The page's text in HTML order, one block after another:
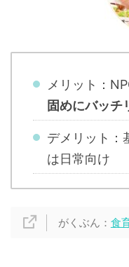
メリット：
固めにバッチ
デメリット：
は日常向け
がくぶん： 食